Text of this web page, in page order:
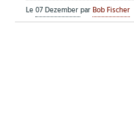
Le07 DezemberparBob Fischer